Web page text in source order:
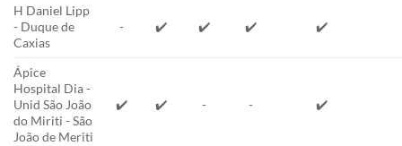
H Daniel Lipp
- Duque de
Caxias
- ✔️ ✔️ ✔️ ✔️
Ápice
Hospital Dia -
Unid São João
do Miriti - São
João de Meriti
✔️ ✔️ - - ✔️